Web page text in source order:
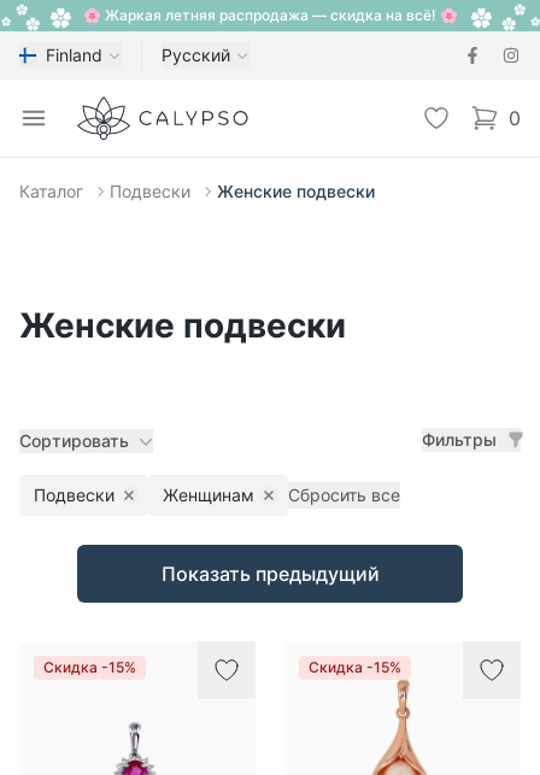
🌸 Жаркая летняя распродажа — скидка на всё! 🌸
Finland Русский
Open menu
Calypso Избранное
0
items
Каталог Подвески Женские подвески
Женские подвески
Сортировать Фильтры
Подвески Remove filter
Женщинам Remove filter
Сбросить все
Товары
Показать предыдущий
Скидка -15% Скидка -15%